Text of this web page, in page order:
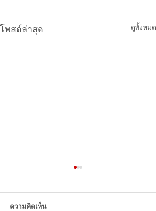
โพสต์ล่าสุด ดูทั้งหมด
ในจีน อีกธุรกิจไทยที่ได้รับ
ความนิยมจากคนจีน
ความคิดเห็น